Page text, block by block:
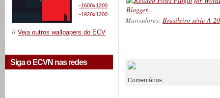
-1600x1200
-1920x1200
// Veja outros wallpapers do ECV
Siga o ECVN nas redes
Marcadores: Brasileiro série A
Comentários